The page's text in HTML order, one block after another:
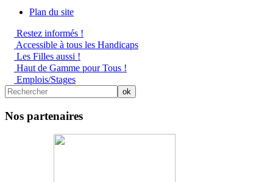
Plan du site
Restez informés !
Accessible à tous les Handicaps
Les Filles aussi !
Haut de Gamme pour Tous !
Emplois/Stages
Nos partenaires